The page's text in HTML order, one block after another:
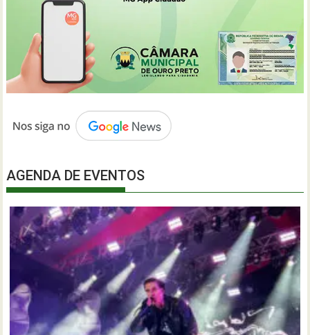
AGENDA DE EVENTOS